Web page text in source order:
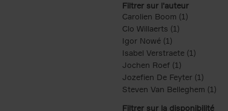
Filtrer sur l'auteur
Carolien Boom (1)
Clo Willaerts (1)
Igor Nowé (1)
Isabel Verstraete (1) Apply
Jochen Roef (1)
Jozefien De Feyter (1)
Steven Van Belleghem (1)
Filtrer sur la disponibilité